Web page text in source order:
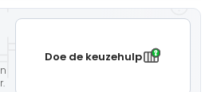
Doe de keuzehulp